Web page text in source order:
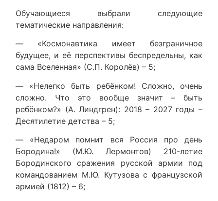
Обучающиеся выбрали следующие
тематические направления:
— «Космонавтика имеет безграничное
будущее, и её перспективы беспредельны, как
сама Вселенная» (С.П. Королёв) – 5;
— «Нелегко быть ребёнком! Сложно, очень
сложно. Что это вообще значит – быть
ребёнком?» (А. Линдгрен): 2018 – 2027 годы –
Десятилетие детства – 5;
— «Недаром помнит вся Россия про день
Бородина!» (М.Ю. Лермонтов) 210-летие
Бородинского сражения русской армии под
командованием М.Ю. Кутузова с французской
армией (1812) – 6;